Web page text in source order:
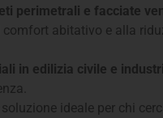
perimetrali e facciate
abitativo e alla
in edilizia civile e
soluzione ideale per chi